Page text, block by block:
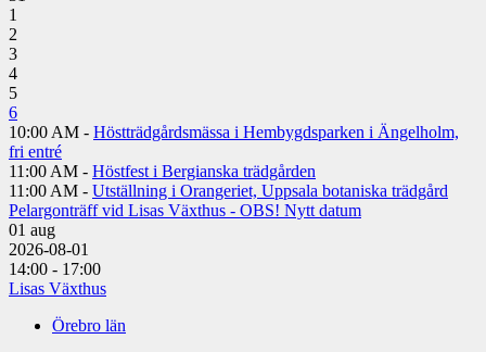
1
2
3
4
5
6
10:00 AM - Höstträdgårdsmässa i Hembygdsparken i Ängelholm,
fri entré
11:00 AM - Höstfest i Bergianska trädgården
11:00 AM - Utställning i Orangeriet, Uppsala botaniska trädgård
Pelargonträff vid Lisas Växthus - OBS! Nytt datum
01 aug
2026-08-01
14:00 - 17:00
Lisas Växthus
Örebro län